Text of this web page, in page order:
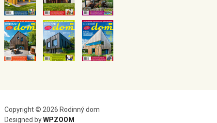
Copyright © 2026 Rodinný dom
Designed byWPZOOM